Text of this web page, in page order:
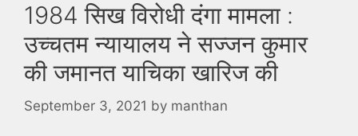
1984 सिख विरोधी दंगा मामला :
उच्चतम न्यायालय ने सज्जन कुमार
की जमानत याचिका खारिज की
September 3, 2021 by manthan